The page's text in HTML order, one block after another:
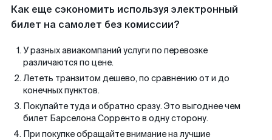
Как еще сэкономить используя электронный
билет на самолет без комиссии?
У разных авиакомпаний услуги по перевозке
различаются по цене.
Лететь транзитом дешево, по сравнению от и до
конечных пунктов.
Покупайте туда и обратно сразу. Это выгоднее чем
билет Барселона Сорренто в одну сторону.
При покупке обращайте внимание на лучшие